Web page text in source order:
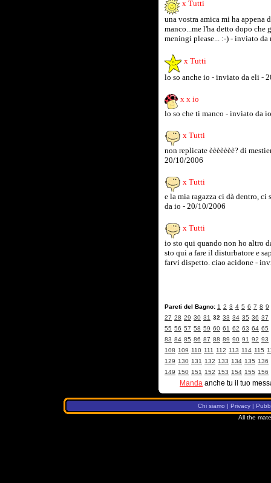
x Tutti
una vostra amica mi ha appena
manco...me l'ha detto dopo che
meningi please... :-) - inviato
x Tutti
lo so anche io - inviato da eli -
x x io
lo so che ti manco - inviato da
x Tutti
non replicate èèèèèèè? di
20/10/2006
x Tutti
e la mia ragazza ci dà dentro,
da io - 20/10/2006
x Tutti
io sto qui quando non ho altro
sto qui a fare il disturbatore e
farvi dispetto. ciao acidone -
Pareti del Bagno: 1 2 3 4 5 6 7 8 9
27 28 29 30 31 32 33 34 35 36 37
55 56 57 58 59 60 61 62 63 64 65
83 84 85 86 87 88 89 90 91 92 93
108 109 110 111 112 113 114 115
129 130 131 132 133 134 135 136
149 150 151 152 153 154 155 156
Manda anche tu il tuo
Chi siamo | Privacy |
All the